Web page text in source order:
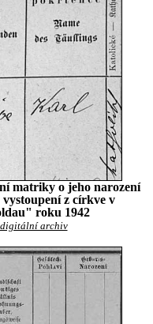
matriky o jeho narození
z církve v
roku 1942
digitální archiv